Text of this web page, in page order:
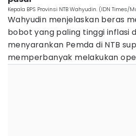
Kepala BPS Provinsi NTB Wahyudin. (IDN Times/
Wahyudin menjelaskan beras
bobot yang paling tinggi inflasi
menyarankan Pemda di NTB
memperbanyak melakukan